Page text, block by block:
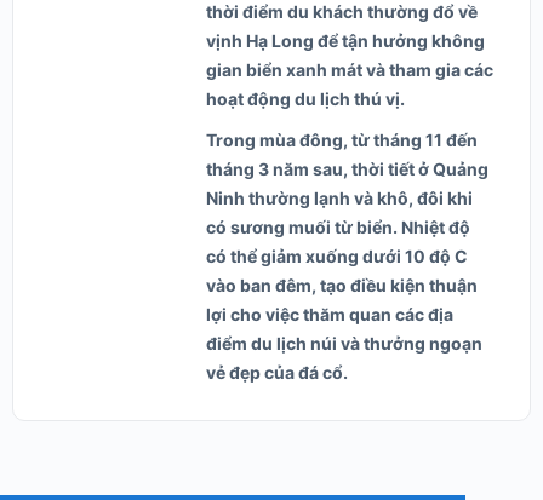
thời điểm du khách thường đổ về
vịnh Hạ Long để tận hưởng không
gian biển xanh mát và tham gia các
hoạt động du lịch thú vị.
Trong mùa đông, từ tháng 11 đến
tháng 3 năm sau, thời tiết ở Quảng
Ninh thường lạnh và khô, đôi khi
có sương muối từ biển. Nhiệt độ
có thể giảm xuống dưới 10 độ C
vào ban đêm, tạo điều kiện thuận
lợi cho việc thăm quan các địa
điểm du lịch núi và thưởng ngoạn
vẻ đẹp của đá cổ.